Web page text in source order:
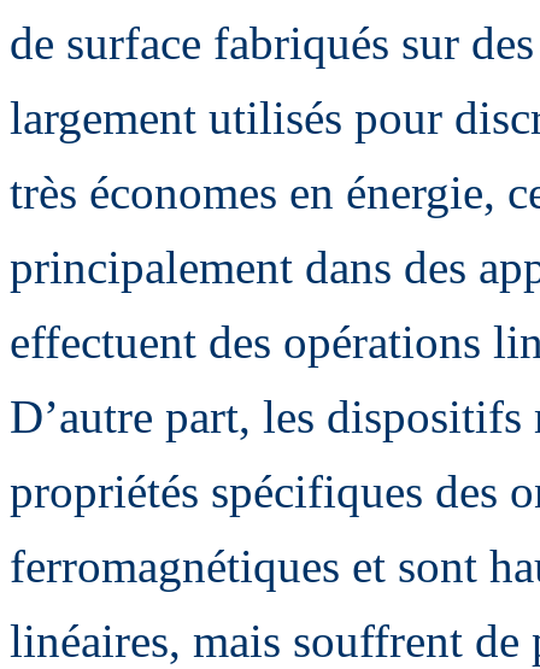
de surface fabriqués sur
largement utilisés pour
très économes en énergie,
principalement dans des
effectuent des opérations
D’autre part, les dispositifs
propriétés spécifiques des
ferromagnétiques et sont
linéaires, mais souffrent de